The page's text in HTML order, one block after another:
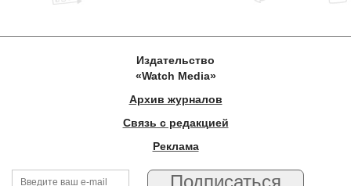
Издательство
«Watch Media»
Архив журналов
Связь с редакцией
Реклама